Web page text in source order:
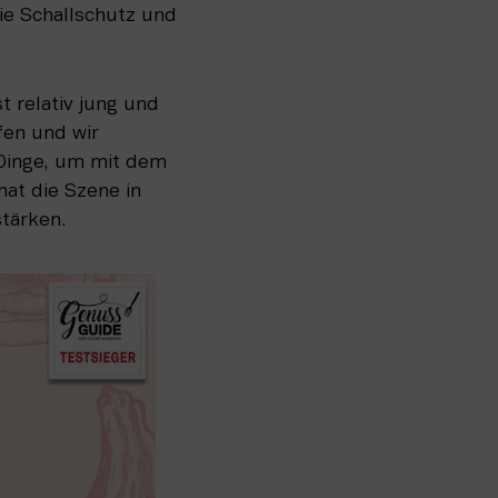
Schallschutz und
relativ jung und
und wir
um mit dem
die Szene in